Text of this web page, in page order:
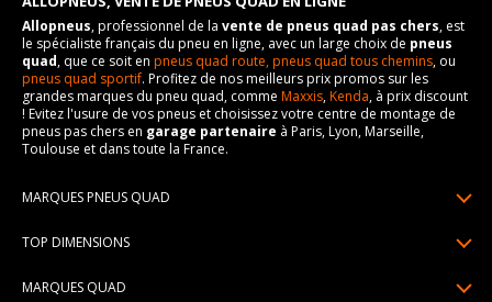
Allopneus, professionnel de la vente de pneus quad pas chers, est
le spécialiste français du pneu en ligne, avec un large choix de pneus
quad, que ce soit en pneus quad route,pneus quad tous chemins, ou
pneus quad sportif. Profitez de nos meilleurs prix promos sur les
grandes marques du pneu quad, comme Maxxis,Kenda, à prix discount
! Evitez l'usure de vos pneus et choisissez votre centre de montage de
pneus pas chers en garage partenaire à Paris, Lyon, Marseille,
Toulouse et dans toute la France.
MARQUES PNEUS QUAD
Pneus BKT
TOP DIMENSIONS
MARQUES QUAD